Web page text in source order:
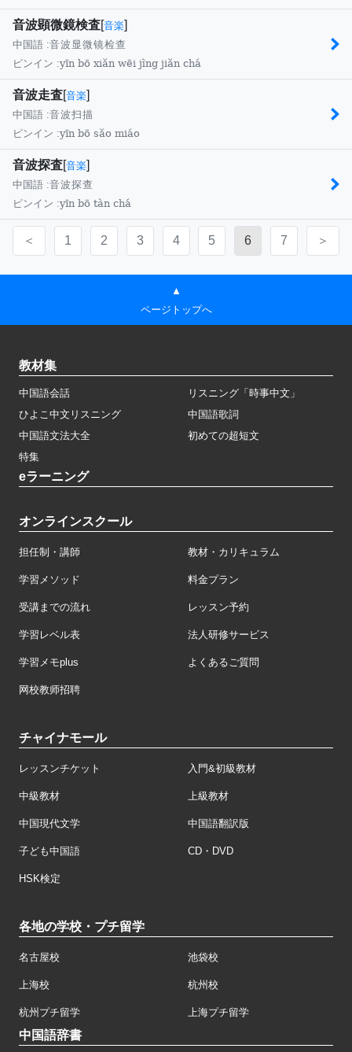
音波顕微鏡検査[音楽]
中国語 :音波显微镜检查
ピンイン :yīn bō xiǎn wēi jìng jiǎn chá
音波走査[音楽]
中国語 :音波扫描
ピンイン :yīn bō sǎo miáo
音波探査[音楽]
中国語 :音波探查
ピンイン :yīn bō tàn chá
＜ 1 2 3 4 5 6 7 ＞
▲
ページトップへ
教材集
中国語会話
リスニング「時事中文」
ひよこ中文リスニング
中国語歌詞
中国語文法大全
初めての超短文
特集
eラーニング
オンラインスクール
担任制・講師 教材・カリキュラム
学習メソッド 料金プラン
受講までの流れ レッスン予約
学習レベル表 法人研修サービス
学習メモplus よくあるご質問
网校教师招聘
チャイナモール
レッスンチケット 入門&初級教材
中級教材 上級教材
中国現代文学 中国語翻訳版
子ども中国語 CD・DVD
HSK検定
各地の学校・プチ留学
名古屋校 池袋校
上海校 杭州校
杭州プチ留学 上海プチ留学
中国語辞書